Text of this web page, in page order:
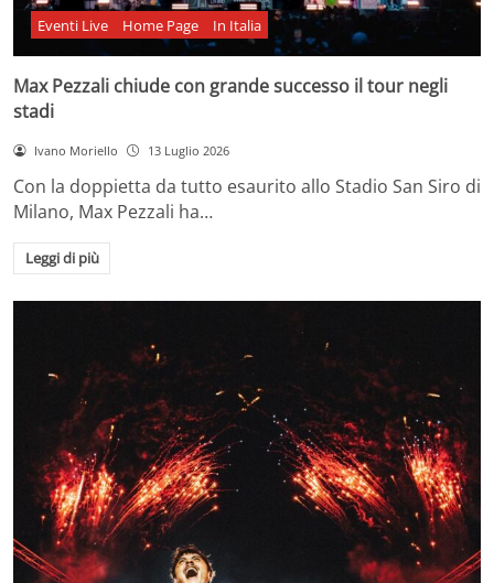
Eventi Live Home Page In Italia
Max Pezzali chiude con grande successo il tour negli
stadi
Ivano Moriello 13 Luglio 2026
Con la doppietta da tutto esaurito allo Stadio San Siro di
Milano, Max Pezzali ha…
Leggi di più